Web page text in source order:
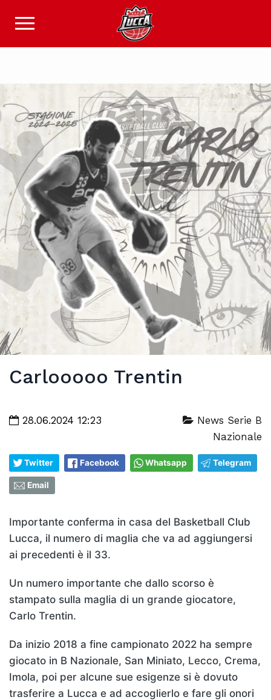
Carlooooo Trentin
28.06.2024 12:23
News Serie B
Nazionale
Twitter Facebook Whatsapp Telegram
Email
Importante conferma in casa del Basketball Club
Lucca, il numero di maglia che va ad aggiungersi
ai precedenti è il 33.
Un numero importante che dallo scorso è
stampato sulla maglia di un grande giocatore,
Carlo Trentin.
Da inizio 2018 a fine campionato 2022 ha sempre
giocato in B Nazionale, San Miniato, Lecco, Crema,
Imola, poi per alcune sue esigenze si è dovuto
trasferire a Lucca e ad accoglierlo e fare gli onori